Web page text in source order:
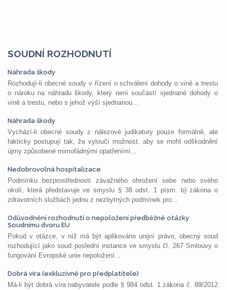
SOUDNÍ ROZHODNUTÍ
Náhrada škody
Rozhodují-li obecné soudy v řízení o schválení dohody o vině a trestu
o nároku na náhradu škody, který není součástí sjednané dohody o
vině a trestu, nebo s jehož výší sjednanou...
Náhrada škody
Vychází-li obecné soudy z nálezové judikatury pouze formálně, ale
fakticky postupují tak, že vyloučí možnost, aby se mohl odškodnění
újmy způsobené mimořádnými opatřeními...
Nedobrovolná hospitalizace
Podmínku bezprostřednosti závažného ohrožení sebe nebo svého
okolí, která představuje ve smyslu § 38 odst. 1 písm. b) zákona o
zdravotních službách jednu z nezbytných podmínek pro...
Odůvodnění rozhodnutí o nepoložení předběžné otázky
Soudnímu dvoru EU
Pokud v otázce, v níž má být aplikováno unijní právo, obecný soud
rozhodující jako soud poslední instance ve smyslu čl. 267 Smlouvy o
fungování Evropské unie nepoložení...
Dobrá víra (exkluzivně pro předplatitele)
Má-li být dobrá víra nabyvatele podle § 984 odst. 1 zákona č. 89/2012